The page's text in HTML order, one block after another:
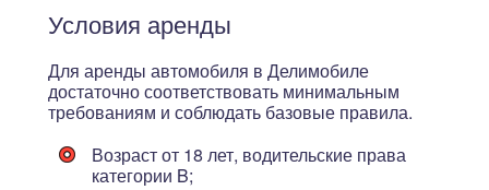
Условия аренды
Для аренды автомобиля в Делимобиле
достаточно соответствовать минимальным
требованиям и соблюдать базовые правила.
Возраст от 18 лет, водительские права
категории B;